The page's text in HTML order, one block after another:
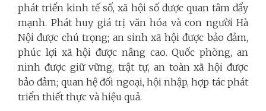
phát triển kinh tế số, xã hội số được quan tâm đẩy
mạnh. Phát huy giá trị văn hóa và con người Hà
Nội được chú trọng; an sinh xã hội được bảo đảm,
phúc lợi xã hội được nâng cao. Quốc phòng, an
ninh được giữ vững, trật tự, an toàn xã hội được
bảo đảm; quan hệ đối ngoại, hội nhập, hợp tác phát
triển thiết thực và hiệu quả.